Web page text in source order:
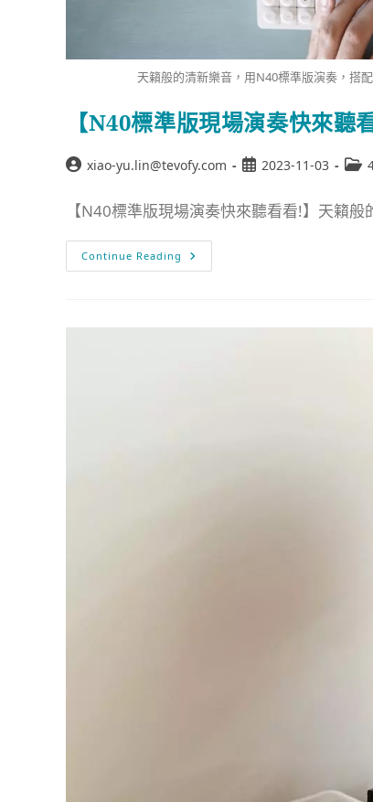
天籟般的清新樂音，用N40標準版演奏，搭
【N40標準版現場演奏快來
xiao-yu.lin@tevofy.com 2023-11-03
【N40標準版現場演奏快來聽看看!】天籟
Continue Reading